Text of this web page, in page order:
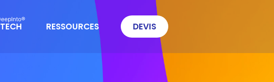
TECH RESSOURCES DEVIS